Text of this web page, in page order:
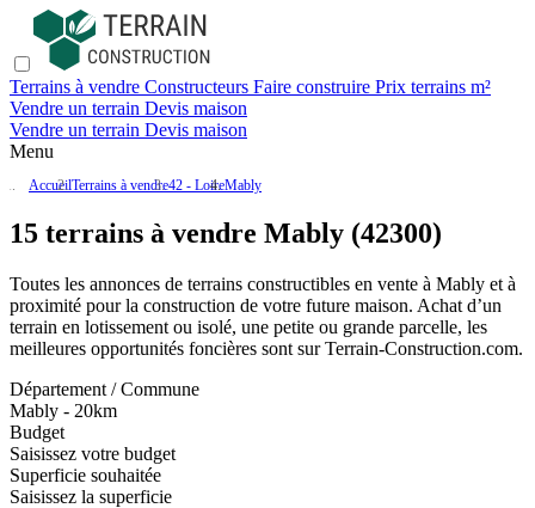
Terrains à vendre Constructeurs Faire construire Prix terrains m²
Vendre un terrain Devis maison
Vendre un terrain Devis maison
Menu
AccueilTerrains à vendre42 - LoireMably
15 terrains à vendre Mably (42300)
Toutes les annonces de terrains constructibles en vente à Mably et à
proximité pour la construction de votre future maison. Achat d’un
terrain en lotissement ou isolé, une petite ou grande parcelle, les
meilleures opportunités foncières sont surTerrain-Construction.com.
Département / Commune
Mably - 20km
Budget
Saisissez votre budget
Superficie souhaitée
Saisissez la superficie